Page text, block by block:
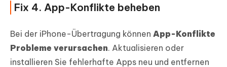
Fix 4. App-Konflikte beheben
Bei der iPhone-Übertragung können App-Konflikte
Probleme verursachen. Aktualisieren oder
installieren Sie fehlerhafte Apps neu und entfernen